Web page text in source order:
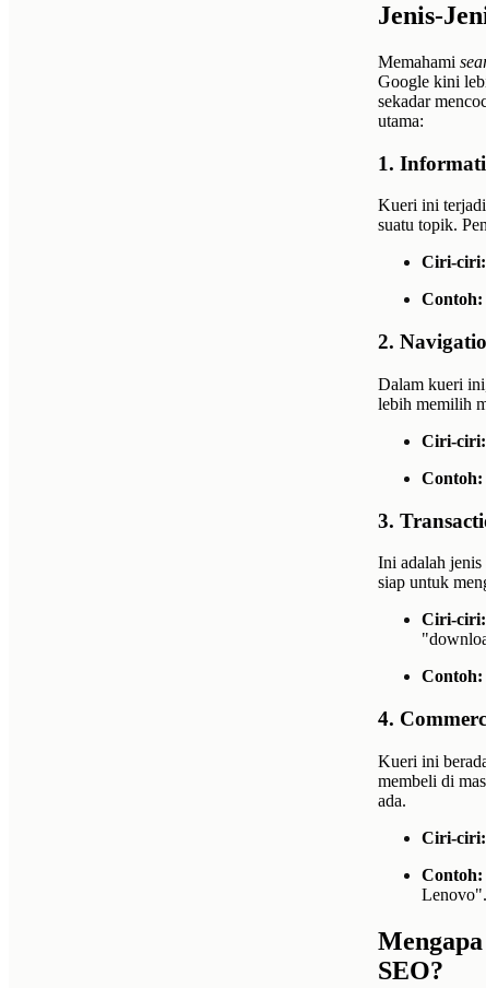
Jenis-
Memahami
Google kini
sekadar
utama:
1.
Kueri ini terjadi
suatu topik.
Ciri-ciri:
Contoh:
2.
Dalam kueri
lebih memilih
Ciri-ciri:
Contoh:
3.
Ini adalah jenis
siap untuk
Ciri-ciri:
Contoh:
4.
Kueri ini
membeli di
ada.
Ciri-ciri:
Contoh:
Lenovo".
SEO?